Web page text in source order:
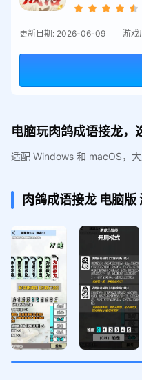
更新日期: 2026-06-09 游戏
电脑玩肉鸽成语接龙，
适配 Windows 和 macOS，大
肉鸽成语接龙 电脑版